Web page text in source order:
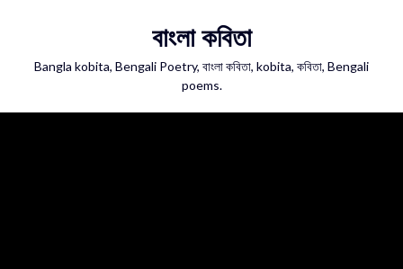
বাংলা কবিতা
Bangla kobita, Bengali Poetry, বাংলা কবিতা, kobita, কবিতা, Bengali
poems.